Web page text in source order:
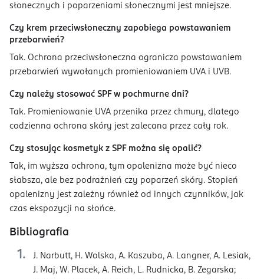
słonecznych i poparzeniami słonecznymi jest mniejsze.
Czy krem przeciwsłoneczny zapobiega powstawaniem
przebarwień?
Tak. Ochrona przeciwsłoneczna ogranicza powstawaniem
przebarwień wywołanych promieniowaniem UVA i UVB.
Czy należy stosować SPF w pochmurne dni?
Tak. Promieniowanie UVA przenika przez chmury, dlatego
codzienna ochrona skóry jest zalecana przez cały rok.
Czy stosując kosmetyk z SPF można się opalić?
Tak, im wyższa ochrona, tym opalenizna może być nieco
słabsza, ale bez podrażnień czy poparzeń skóry. Stopień
opalenizny jest zależny również od innych czynników, jak
czas ekspozycji na słońce.
Bibliografia
J. Narbutt, H. Wolska, A. Kaszuba, A. Langner, A. Lesiak,
J. Maj, W. Placek, A. Reich, L. Rudnicka, B. Zegarska;